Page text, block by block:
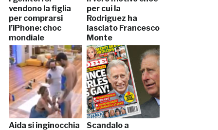
vendono la figlia
per comprarsi
l’iPhone: choc
mondiale
per cui la
Rodriguez ha
lasciato Francesco
Monte
Aida si inginocchia Scandalo a